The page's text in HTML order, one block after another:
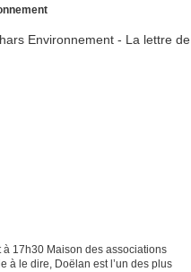
17h30 Maison des associations
à le dire, Doëlan est l’un des plus